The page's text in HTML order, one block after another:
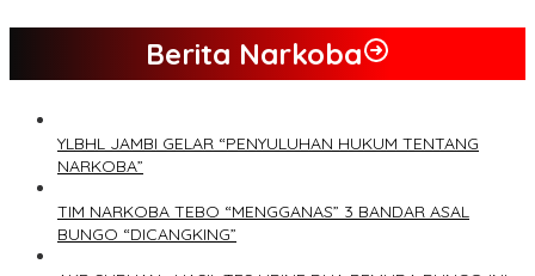
Berita Narkoba
YLBHL JAMBI GELAR “PENYULUHAN HUKUM TENTANG
NARKOBA”
TIM NARKOBA TEBO “MENGGANAS” 3 BANDAR ASAL
BUNGO “DICANGKING”